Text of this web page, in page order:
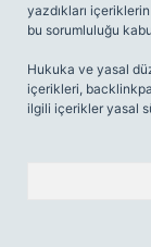
yazdıkları
bu sorumluluğu
Hukuka ve yasal
içerikleri,
ilgili içerikler yasal